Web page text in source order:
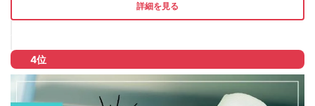
詳細を見る
4位